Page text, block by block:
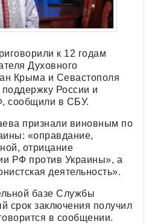
к 12 годам
Духовного
Крыма и Севастополя
России и
сообщили в СБУ.
признали виновным по
«оправдание,
отрицание
РФ против Украины», а
деятельность».
базе Службы
срок заключения получил
в сообщении.